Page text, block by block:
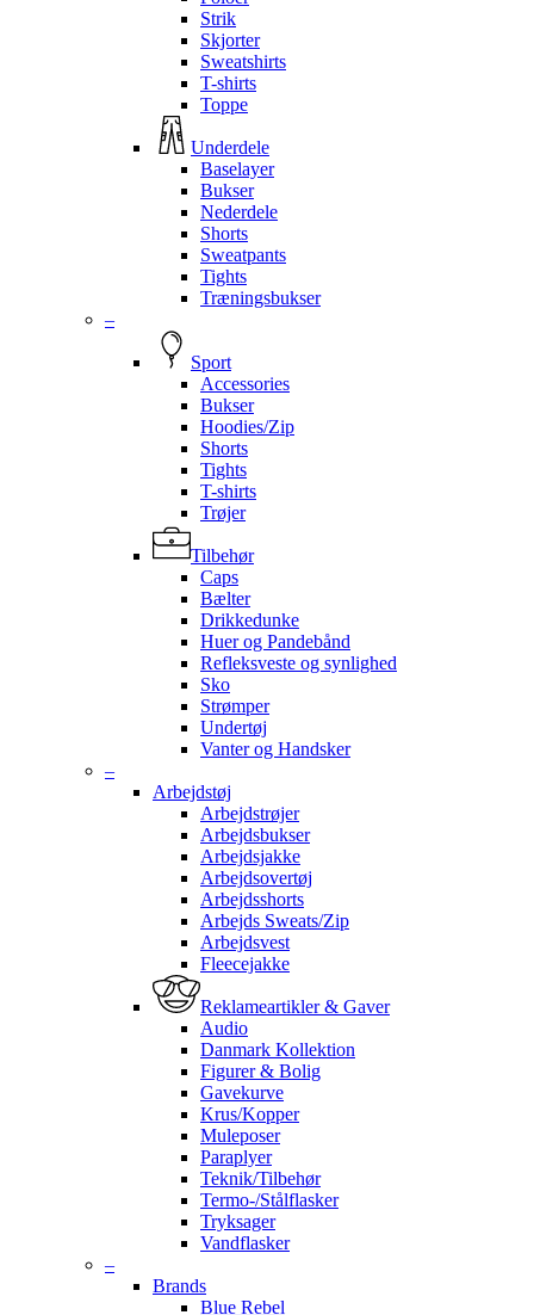
Strik
Skjorter
Sweatshirts
T-shirts
Toppe
Underdele
Baselayer
Bukser
Nederdele
Shorts
Sweatpants
Tights
Træningsbukser
–
Sport
Accessories
Bukser
Hoodies/Zip
Shorts
Tights
T-shirts
Trøjer
Tilbehør
Caps
Bælter
Drikkedunke
Huer og Pandebånd
Refleksveste og synlighed
Sko
Strømper
Undertøj
Vanter og Handsker
–
Arbejdstøj
Arbejdstrøjer
Arbejdsbukser
Arbejdsjakke
Arbejdsovertøj
Arbejdsshorts
Arbejds Sweats/Zip
Arbejdsvest
Fleecejakke
Reklameartikler & Gaver
Audio
Danmark Kollektion
Figurer & Bolig
Gavekurve
Krus/Kopper
Muleposer
Paraplyer
Teknik/Tilbehør
Termo-/Stålflasker
Tryksager
Vandflasker
–
Brands
Blue Rebel